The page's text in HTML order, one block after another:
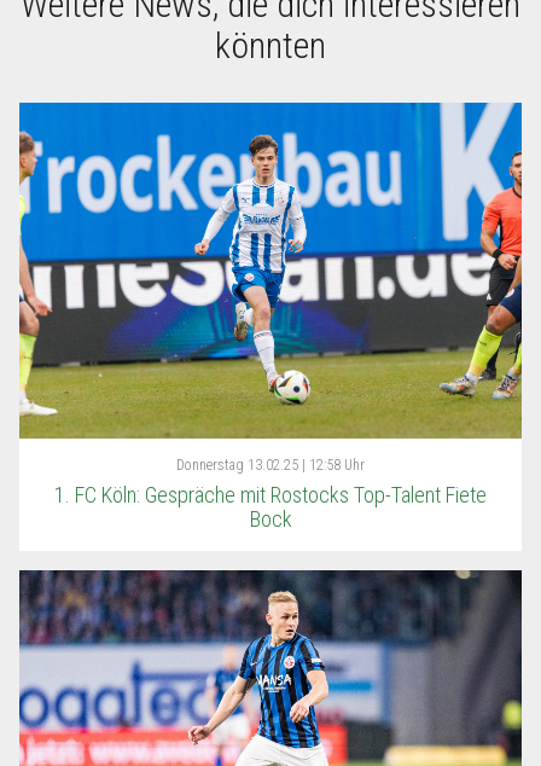
könnten
Donnerstag 13.02.25 | 12:58 Uhr
1. FC Köln: Gespräche mit Rostocks Top-Talent Fiete
Bock